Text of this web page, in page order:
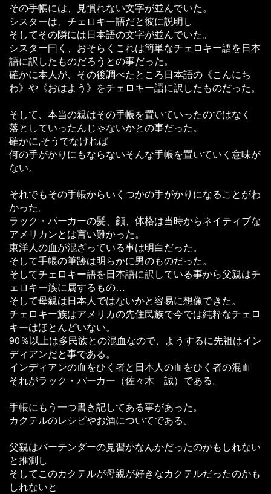
その手帳には、見慣れない文字が並んでいた。
シスターは、チェロキー語だと彼に説明し
そしてその隣には日本語の文字が並んでいた。
シスター曰く、おそらくこれは簡単なチェロキー語を日本
語に訳したものだろうとの事だった。
確かに本人が、その後調べたところ日本語の《こんにち
わ》や《おはよう》をチェロキー語に訳したものだった。
そして、本当の親はその手帳を置いていったのではなく
落としていったんじゃないかとの事だった。
確かに,そうでなければ
何の手がかりにもならないそんな手帳を置いていく意味が
ない。
それでもその手帳からいくつかの手がかりになることがわ
かった。
ラック・パーカーの髪、顔、体格は当時からネイティブな
アメリカンとは言い難かった。
東洋人の血が混ざっている事は明白だった。
そして手帳の筆跡は明らかに男のものだった。
そしてチェロキー語を日本語に訳している事から父親はチ
ェロキー族に属するもの…
そして母親は日本人ではないかと容易に想像できた。
チェロキー族はアメリカの先住民族で今では純粋なチェロ
キーはほとんどいない。
90％以上は多民族との混血なので、ようするに先祖はイン
ディアンだと事である。
インディアンの血をひく者と日本人の血をひく者の混血
それがラック・パーカー（佐々木 誠）である。
手帳にもう一つ書き記してある事があった。
カクテルのレシピやお酒についてである。
父親はバーテンダーの見習かなんかだったのかもしれない
と推測し
そしてこのカクテルが母親が好きなカクテルだったのかも
しれないと